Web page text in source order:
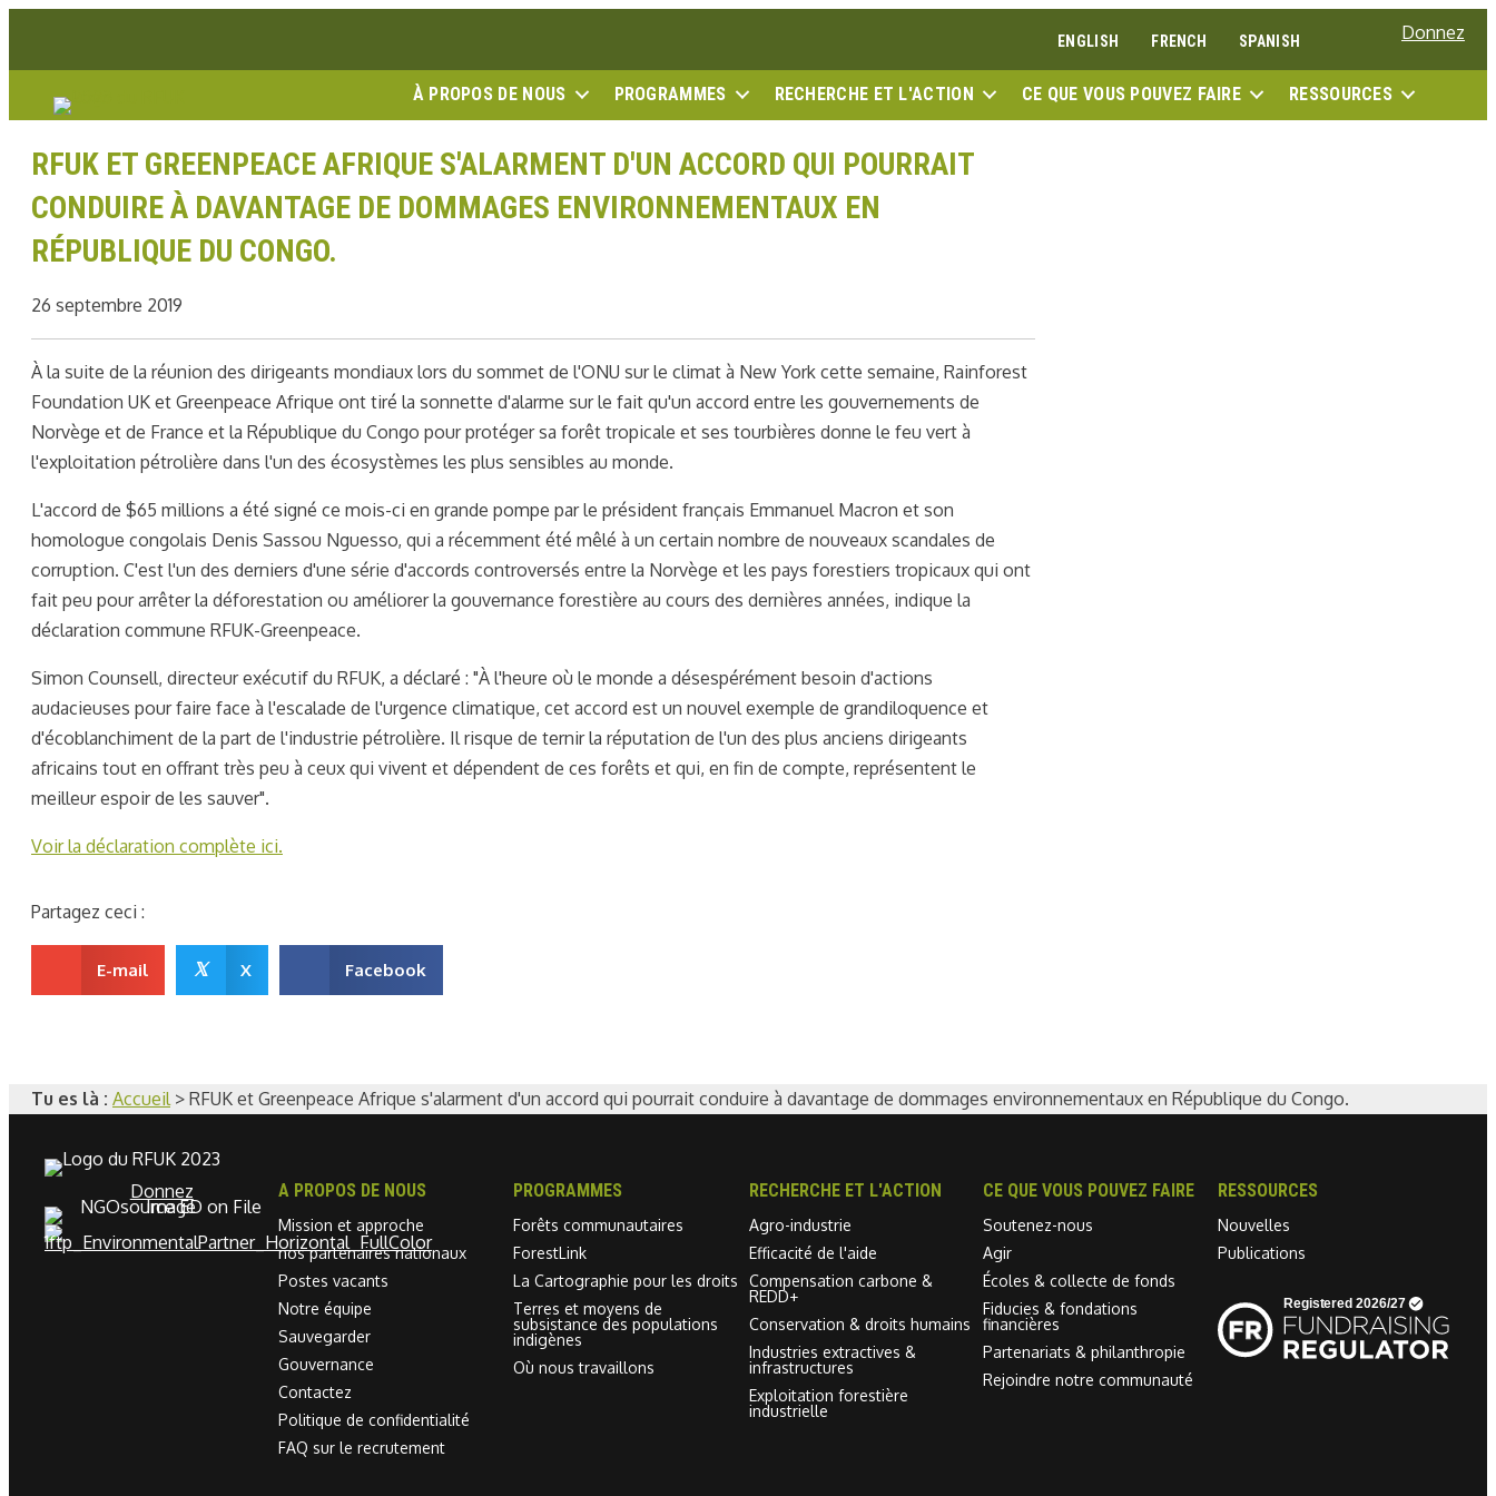
ENGLISH FRENCH SPANISH Donnez
À PROPOS DE NOUS PROGRAMMES RECHERCHE ET L'ACTION CE QUE VOUS POUVEZ FAIRE RESSOURCES
RFUK ET GREENPEACE AFRIQUE S'ALARMENT D'UN ACCORD QUI POURRAIT
CONDUIRE À DAVANTAGE DE DOMMAGES ENVIRONNEMENTAUX EN
RÉPUBLIQUE DU CONGO.
26 septembre 2019
À la suite de la réunion des dirigeants mondiaux lors du sommet de l'ONU sur le climat à New York cette semaine, Rainforest
Foundation UK et Greenpeace Afrique ont tiré la sonnette d'alarme sur le fait qu'un accord entre les gouvernements de
Norvège et de France et la République du Congo pour protéger sa forêt tropicale et ses tourbières donne le feu vert à
l'exploitation pétrolière dans l'un des écosystèmes les plus sensibles au monde.
L'accord de $65 millions a été signé ce mois-ci en grande pompe par le président français Emmanuel Macron et son
homologue congolais Denis Sassou Nguesso, qui a récemment été mêlé à un certain nombre de nouveaux scandales de
corruption. C'est l'un des derniers d'une série d'accords controversés entre la Norvège et les pays forestiers tropicaux qui ont
fait peu pour arrêter la déforestation ou améliorer la gouvernance forestière au cours des dernières années, indique la
déclaration commune RFUK-Greenpeace.
Simon Counsell, directeur exécutif du RFUK, a déclaré : "À l'heure où le monde a désespérément besoin d'actions
audacieuses pour faire face à l'escalade de l'urgence climatique, cet accord est un nouvel exemple de grandiloquence et
d'écoblanchiment de la part de l'industrie pétrolière. Il risque de ternir la réputation de l'un des plus anciens dirigeants
africains tout en offrant très peu à ceux qui vivent et dépendent de ces forêts et qui, en fin de compte, représentent le
meilleur espoir de les sauver".
Voir la déclaration complète ici.
Partagez ceci :
E-mail 𝕏 X Facebook
Tu es là : Accueil > RFUK et Greenpeace Afrique s'alarment d'un accord qui pourrait conduire à davantage de dommages environnementaux en République du Congo.
Donnez A PROPOS DE NOUS
Mission et approche
nos partenaires nationaux
Postes vacants
Notre équipe
Sauvegarder
Gouvernance
Contactez
Politique de confidentialité
FAQ sur le recrutement
PROGRAMMES
Forêts communautaires
ForestLink
La Cartographie pour les droits
Terres et moyens de
subsistance des populations
indigènes
Où nous travaillons
RECHERCHE ET L'ACTION
Agro-industrie
Efficacité de l'aide
Compensation carbone &
REDD+
Conservation & droits humains
Industries extractives &
infrastructures
Exploitation forestière
industrielle
CE QUE VOUS POUVEZ FAIRE
Soutenez-nous
Agir
Écoles & collecte de fonds
Fiducies & fondations
financières
Partenariats & philanthropie
Rejoindre notre communauté
RESSOURCES
Nouvelles
Publications
Linkedin link